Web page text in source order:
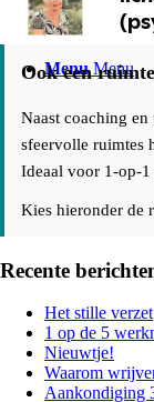
Menu Menu
Ook een
Naast coaching
sfeervolle ruimtes
Ideaal voor 1-op-1
Kies hieronder de
Recente
Het stille verzet
1 op de 5
Nieuwtje!
Waarom
Aankondiging